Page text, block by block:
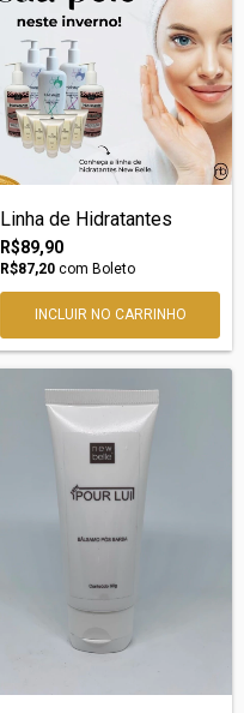
Linha de Hidratantes
R$89,90
R$87,20 com Boleto
INCLUIR NO CARRINHO